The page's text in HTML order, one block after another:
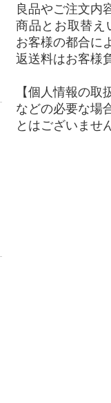
良品やご注文内
商品とお取替え
お客様の都合に
返送料はお客様
【個人情報の
などの必要な場
とはございませ